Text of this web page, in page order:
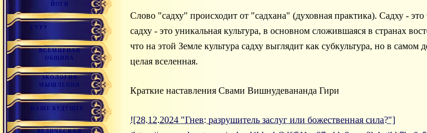
ЙОГИ
ГУРУ
ВСЕМИРНАЯ
ОБЩИНА
ЭКОЛОГИЯ
МЫШЛЕНИЯ
НАШЕ БУДУЩЕЕ
ВЕДИЧЕСКАЯ
Слово "садху" происходит от "садхана" (духовная практика). Садху -
садху - это уникальная культура, в основном сложившаяся в странах
что на этой Земле культура садху выглядит как субкультура, но в
целая вселенная.
Краткие наставления Свами Вишнудевананда Гири
![28.12.2024 "Гнев: разрушитель заслуг или божественная сила?"]